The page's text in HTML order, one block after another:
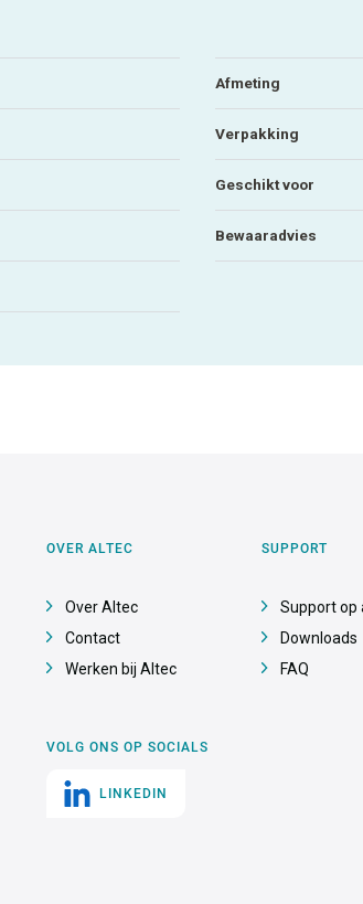
Afmeting
Verpakking
Geschikt voor
Bewaaradvies
OVER ALTEC
Over Altec
Contact
Werken bij Altec
SUPPORT
Support op
Downloads
FAQ
VOLG ONS OP SOCIALS
LINKEDIN